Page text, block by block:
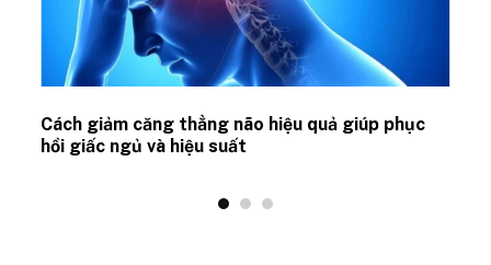
Cách giảm căng thẳng não hiệu quả giúp phục
hồi giấc ngủ và hiệu suất